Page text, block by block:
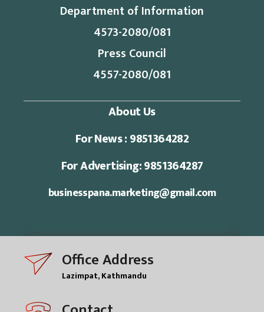
Department of Information
4573-2080/081
Press Council
4557-2080/081
About Us
For News : 9851364282
For Advertising: 9851364287
businesspana.marketing@gmail.com
Office Address
Lazimpat, Kathmandu